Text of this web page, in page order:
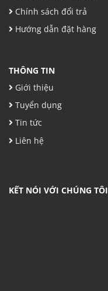
Chính sách đổi trả
Hướng dẫn đặt hàng
THÔNG TIN
Giới thiệu
Tuyển dụng
Tin tức
Liên hệ
KẾT NÓI VỚI CHÚNG TÔI